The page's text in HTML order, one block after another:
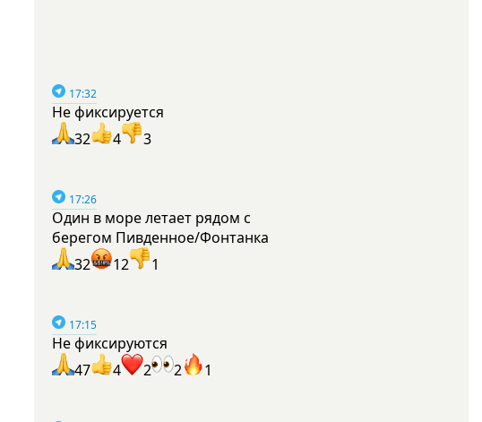
17:32
Не фиксируется
32
4 3
17:26
Один в море летает рядом с
берегом Пивденное/Фонтанка
32
12 1
17:15
Не фиксируются
47
4 2 2 1